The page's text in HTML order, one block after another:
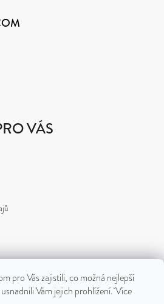
pro Vás zajistili, co možná nejlepší
Vám jejich prohlížení. Více
VÁS